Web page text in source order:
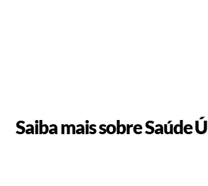
Saiba mais sobre Saúde